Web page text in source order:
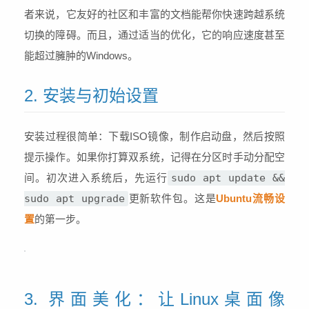
者来说，它友好的社区和丰富的文档能帮你快速跨越系统
切换的障碍。而且，通过适当的优化，它的响应速度甚至
能超过臃肿的Windows。
2. 安装与初始设置
安装过程很简单：下载ISO镜像，制作启动盘，然后按照
提示操作。如果你打算双系统，记得在分区时手动分配空
间。初次进入系统后，先运行 sudo apt update &&
sudo apt upgrade 更新软件包。这是Ubuntu流畅设
置的第一步。
3. 界面美化：让Linux桌面像